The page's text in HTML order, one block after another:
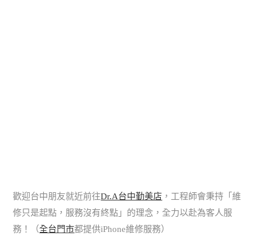
歡迎台中朋友就近前往Dr.A台中勤美店 ，工程師會秉持「維
修只是起點，服務沒有終點」的理念，全力以赴為客人服
務！（全台門市都提供iPhone維修服務）